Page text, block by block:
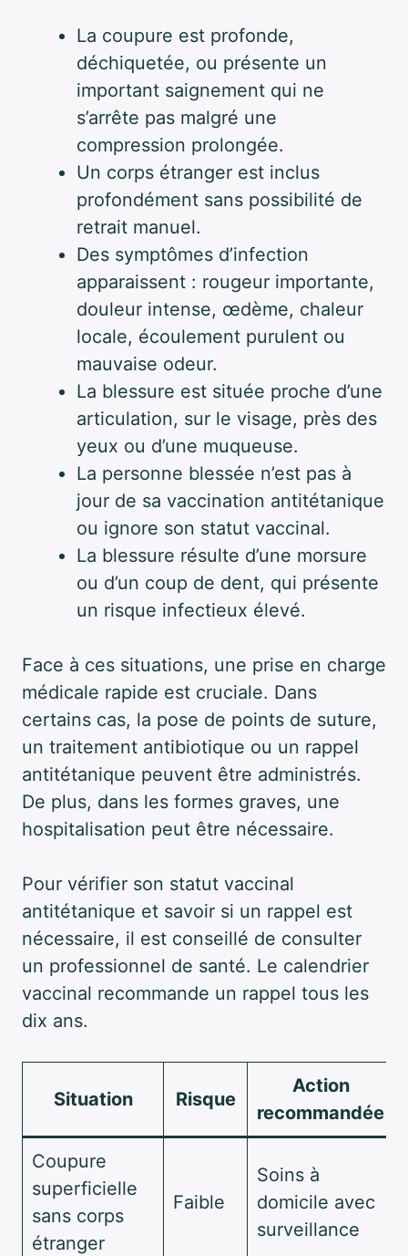
La coupure est profonde,
déchiquetée, ou présente un
important saignement qui ne
s’arrête pas malgré une
compression prolongée.
Un corps étranger est inclus
profondément sans possibilité de
retrait manuel.
Des symptômes d’infection
apparaissent : rougeur importante,
douleur intense, œdème, chaleur
locale, écoulement purulent ou
mauvaise odeur.
La blessure est située proche d’une
articulation, sur le visage, près des
yeux ou d’une muqueuse.
La personne blessée n’est pas à
jour de sa vaccination antitétanique
ou ignore son statut vaccinal.
La blessure résulte d’une morsure
ou d’un coup de dent, qui présente
un risque infectieux élevé.
Face à ces situations, une prise en charge
médicale rapide est cruciale. Dans
certains cas, la pose de points de suture,
un traitement antibiotique ou un rappel
antitétanique peuvent être administrés.
De plus, dans les formes graves, une
hospitalisation peut être nécessaire.
Pour vérifier son statut vaccinal
antitétanique et savoir si un rappel est
nécessaire, il est conseillé de consulter
un professionnel de santé. Le calendrier
vaccinal recommande un rappel tous les
dix ans.
Situation Risque
Action
recommandée
Coupure
superficielle
sans corps
étranger
Faible
Soins à
domicile avec
surveillance